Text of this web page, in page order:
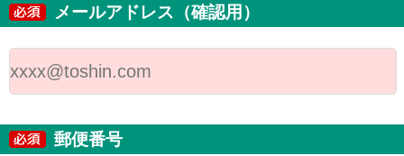
メールアドレス（確認用）
郵便番号